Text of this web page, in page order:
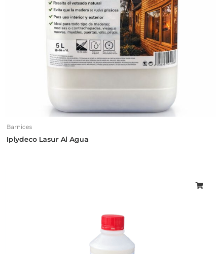
Barnices
Iplydeco Lasur Al Agua